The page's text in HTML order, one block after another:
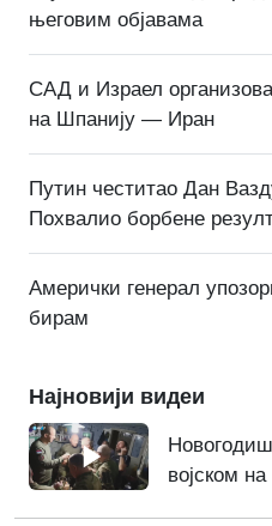
његовим објавама
САД и Израел
на Шпанију — Иран
Путин честитао Дан
Похвалио борбене
Амерички генерал
бирам
Најновији видеи
војском